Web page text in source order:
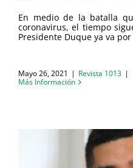
En medio de la batalla
coronavirus, el tiempo
Presidente Duque ya va
Mayo 26, 2021 | Revista 1013 |
Más Información